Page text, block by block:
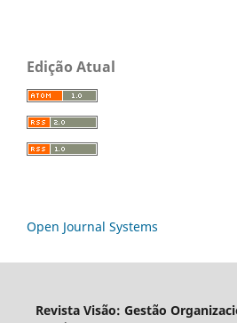
Edição Atual
Open Journal Systems
Revista Visão: Gestão